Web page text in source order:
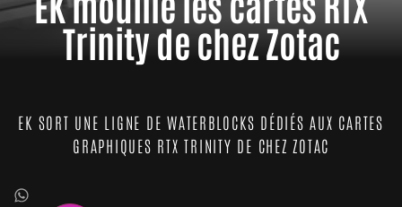
Trinity de chez Zotac
EK SORT UNE LIGNE DE WATERBLOCKS DÉDIÉS AUX CARTES
GRAPHIQUES RTX TRINITY DE CHEZ ZOTAC